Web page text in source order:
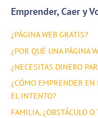
Emprender, Caer y
¿PÁGINA WEB GRATIS?
¿POR QUÉ UNA PÁGINA
¿NECESITAS DINERO
¿CÓMO EMPRENDER EN
EL INTENTO?
FAMILIA, ¿OBSTÁCULO